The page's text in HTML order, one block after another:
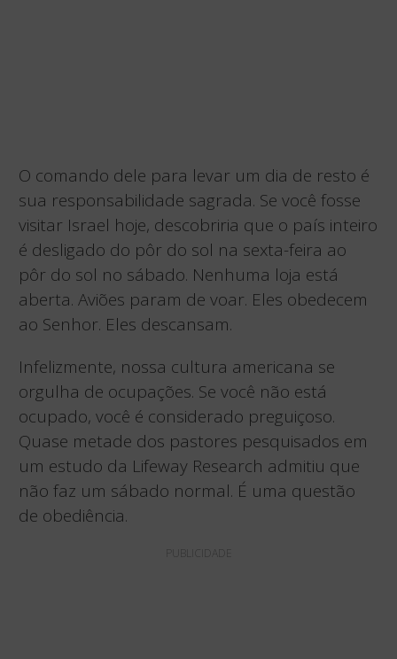
O comando dele para levar um dia de resto é
sua responsabilidade sagrada. Se você fosse
visitar Israel hoje, descobriria que o país inteiro
é desligado do pôr do sol na sexta-feira ao
pôr do sol no sábado. Nenhuma loja está
aberta. Aviões param de voar. Eles obedecem
ao Senhor. Eles descansam.
Infelizmente, nossa cultura americana se
orgulha de ocupações. Se você não está
ocupado, você é considerado preguiçoso.
Quase metade dos pastores pesquisados ​​em
um estudo da Lifeway Research admitiu que
não faz um sábado normal. É uma questão
de obediência.
PUBLICIDADE